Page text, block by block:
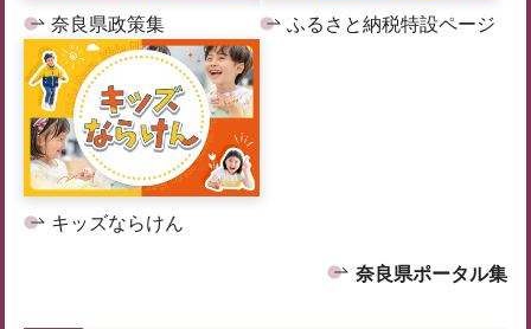
奈良県政策集 ふるさと納税特設ページ
キッズならけん
奈良県ポータル集